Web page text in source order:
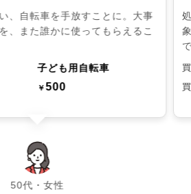
、自転車を手放すことに。大事
、また誰かに使ってもらえるこ
子ども用自転車
￥500
50代・女性
chevron_left chevron_right